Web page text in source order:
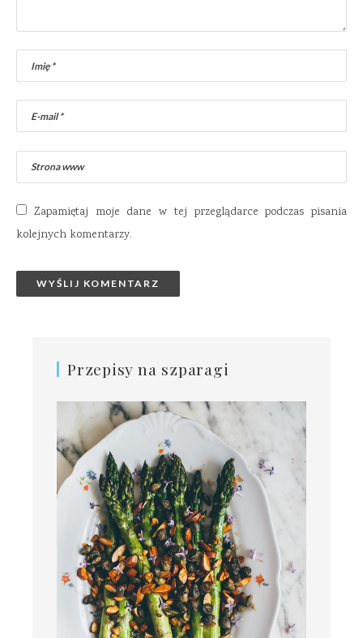
Zapamiętaj moje dane w tej przeglądarce podczas pisania
kolejnych komentarzy.
Przepisy na szparagi